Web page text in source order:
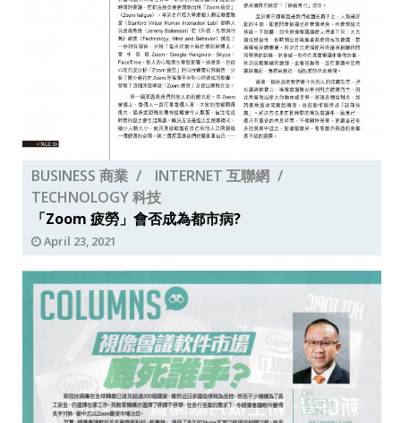
BUSINESS 商業
INTERNET 互聯網
TECHNOLOGY 科技
「Zoom 疲勞」會否成為都市病?
April 23, 2021